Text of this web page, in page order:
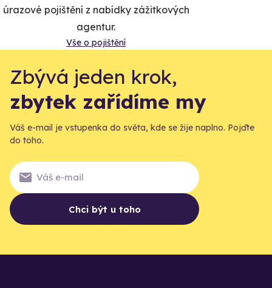
úrazové pojištění z nabídky zážitkových
agentur.
Vše o pojištění
Zbývá jeden krok,
zbytek zařídíme my
Váš e-mail je vstupenka do světa, kde se žije naplno. Pojďte
do toho.
Chci být u toho